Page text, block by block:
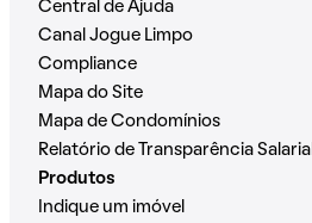
Central de Ajuda
Canal Jogue Limpo
Compliance
Mapa do Site
Mapa de Condomínios
Relatório de Transparência Salarial
Produtos
Indique um imóvel